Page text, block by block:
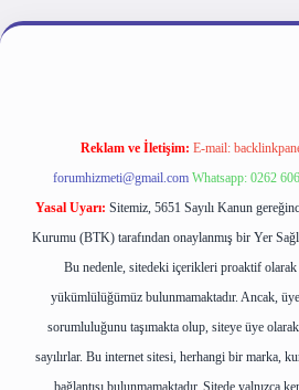
giriş
Reklam ve İletişim: E-mail:
forumhizmeti@gmail.com Whatsapp: 0262
Yasal Uyarı: Sitemiz, 5651 Sayılı Kanun
Kurumu (BTK) tarafından onaylanmış bir Yer
Bu nedenle, sitedeki içerikleri proaktif olarak
yükümlülüğümüz bulunmamaktadır. Ancak,
sorumluluğunu taşımakta olup, siteye üye
sayılırlar. Bu internet sitesi, herhangi bir marka,
bağlantısı bulunmamaktadır. Sitede yalnızca